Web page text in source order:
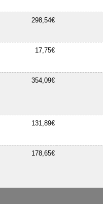
298,54€
17,75€
354,09€
131,89€
178,65€